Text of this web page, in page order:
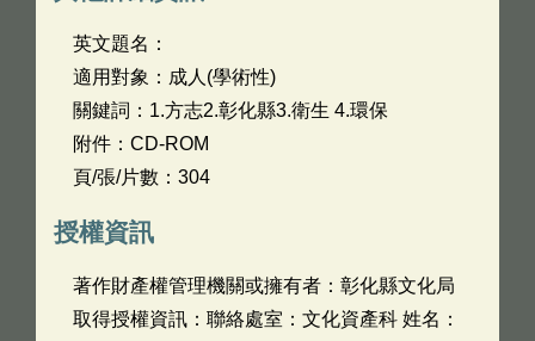
英文題名：
適用對象：成人(學術性)
關鍵詞：1.方志2.彰化縣3.衛生 4.環保
附件：CD-ROM
頁/張/片數：304
授權資訊
著作財產權管理機關或擁有者：彰化縣文化局
取得授權資訊：聯絡處室：文化資產科 姓名：